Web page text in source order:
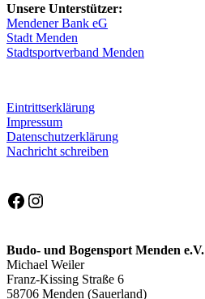
Unsere Unterstützer:
Mendener Bank eG
Stadt Menden
Stadtsportverband Menden
Eintrittserklärung
Impressum
Datenschutzerklärung
Nachricht schreiben
Facebook
Instagram
Budo- und Bogensport Menden e.V.
Michael Weiler
Franz-Kissing Straße 6
58706 Menden (Sauerland)